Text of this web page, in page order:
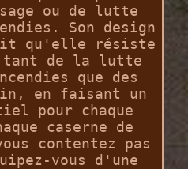
ou de lutte
Son design
qu'elle résiste
tant de la lutte
que des
en faisant un
pour chaque
caserne de
contentez pas
vous d'une